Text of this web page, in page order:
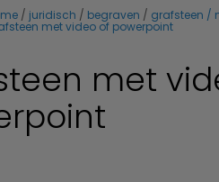
juridisch begraven grafsteen /
met video of powerpoint
met